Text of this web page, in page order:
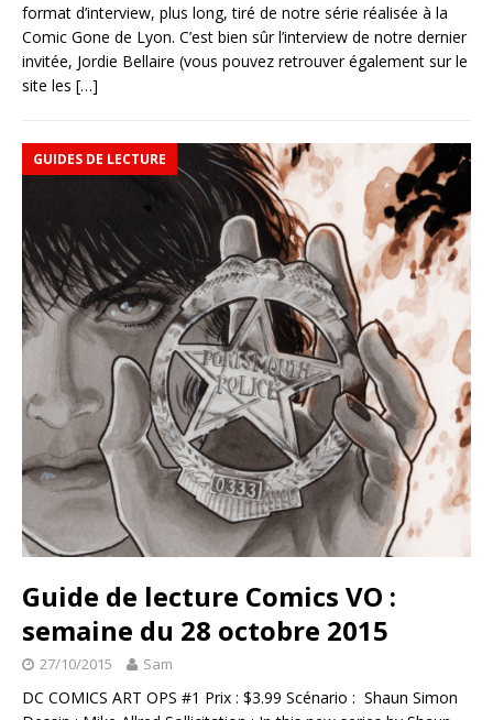
format d’interview, plus long, tiré de notre série réalisée à la
Comic Gone de Lyon. C’est bien sûr l’interview de notre dernier
invitée, Jordie Bellaire (vous pouvez retrouver également sur le
site les […]
GUIDES DE LECTURE
Guide de lecture Comics VO :
semaine du 28 octobre 2015
27/10/2015 Sam
DC COMICS ART OPS #1 Prix : $3.99 Scénario : Shaun Simon